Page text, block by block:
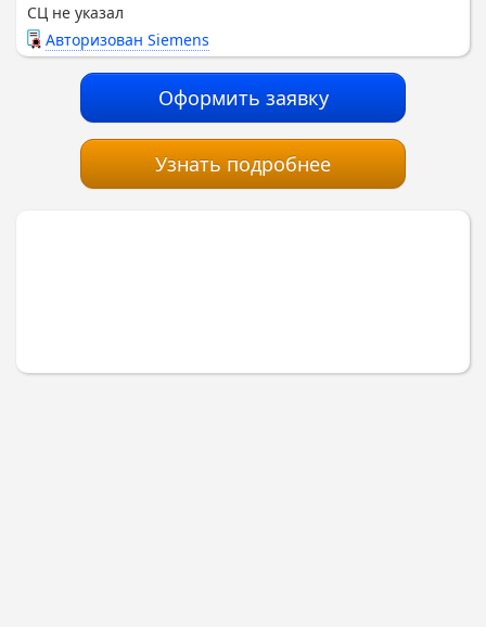
СЦ не указал
Авторизован Siemens
Оформить заявку
Узнать подробнее